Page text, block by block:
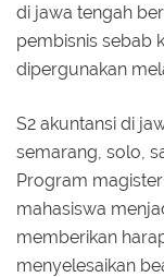
di jawa tengah
pembisnis sebab
dipergunakan
S2 akuntansi di
semarang, solo,
Program
mahasiswa
memberikan
menyelesaikan